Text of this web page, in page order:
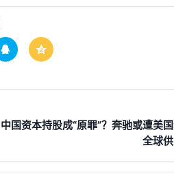
 
中国资本持股成“原罪”？奔驰或遭美国
全球